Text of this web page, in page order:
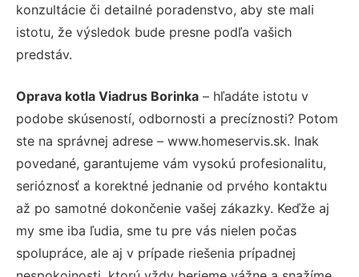
konzultácie či detailné poradenstvo, aby ste mali
istotu, že výsledok bude presne podľa vašich
predstáv.
Oprava kotla Viadrus Borinka – hľadáte istotu v
podobe skúseností, odbornosti a precíznosti? Potom
ste na správnej adrese – www.homeservis.sk. Inak
povedané, garantujeme vám vysokú profesionalitu,
serióznosť a korektné jednanie od prvého kontaktu
až po samotné dokončenie vašej zákazky. Keďže aj
my sme iba ľudia, sme tu pre vás nielen počas
spolupráce, ale aj v prípade riešenia prípadnej